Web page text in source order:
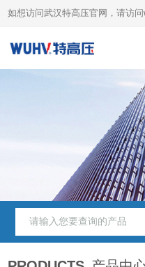
如想访问武汉特高压官网，请访问